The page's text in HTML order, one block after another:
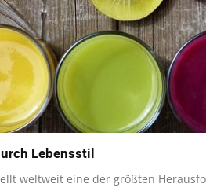
Lebensstil
weltweit eine der größten